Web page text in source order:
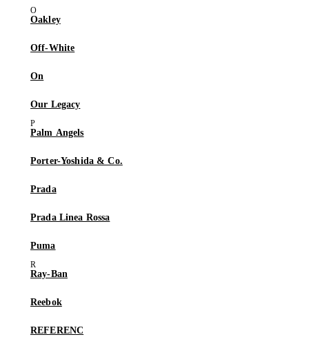
Oakley
Off-White
On
Our Legacy
Palm Angels
Porter-Yoshida & Co.
Prada
Prada Linea Rossa
Puma
Ray-Ban
Reebok
REFERENC